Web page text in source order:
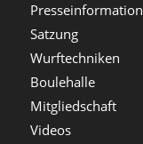
Presseinformation
Satzung
Wurftechniken
Boulehalle
Mitgliedschaft
Videos